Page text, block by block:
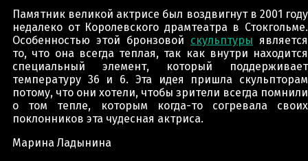
Памятник великой актрисе был воздвигнут в 2001 году
недалеко от Королевского драмтеатра в Стокгольме.
Особенностью этой бронзовой скульптуры является
то, что она всегда теплая, так как внутри находится
специальный элемент, который поддерживает
температуру 36 и 6. Эта идея пришла скульпторам
потому, что они хотели, чтобы зрители всегда помнили
о том тепле, которым когда-то согревала своих
поклонников эта чудесная актриса.
Марина Ладынина